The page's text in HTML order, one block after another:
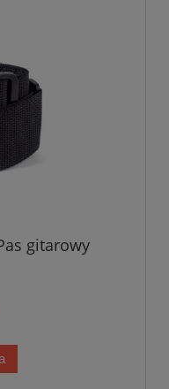
gitarowy